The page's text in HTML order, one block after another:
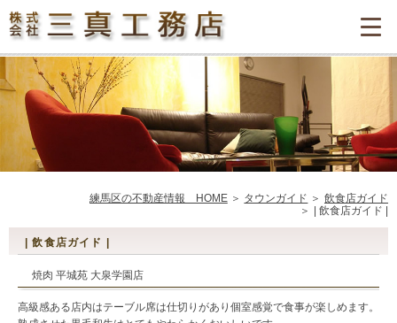
練馬区の不動産情報 HOME タウンガイド
飲食店ガイド
| 飲食店ガイド |
| 飲食店ガイド |
焼肉 平城苑 大泉学園店
高級感ある店内はテーブル席は仕切りがあり個室感覚で食事が楽しめます。